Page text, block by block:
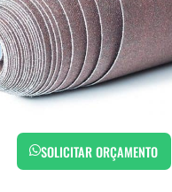
SOLICITAR ORÇAMENTO